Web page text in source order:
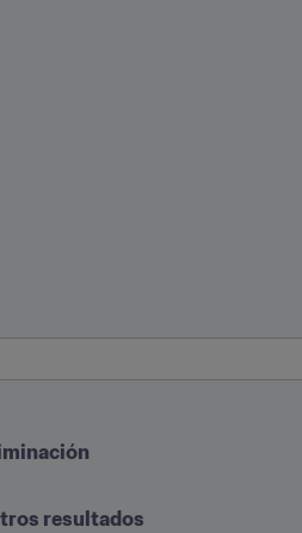
resultados